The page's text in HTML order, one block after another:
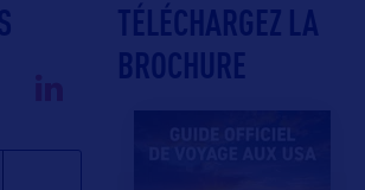
TÉLÉCHARGEZ LA
BROCHURE